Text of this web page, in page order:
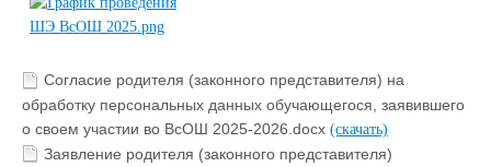
Согласие родителя (законного представителя) на
обработку персональных данных обучающегося, заявившего
о своем участии во ВсОШ 2025-2026.docx (скачать)
Заявление родителя (законного представителя)